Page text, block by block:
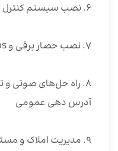
۶. نصب سیستم کنترل دسترسی
۷. نصب حصار برقی و PIDS پیرامونی
۸. راه حل‌های صوتی
آدرس دهی عمومی
۹. مدیریت املاک و